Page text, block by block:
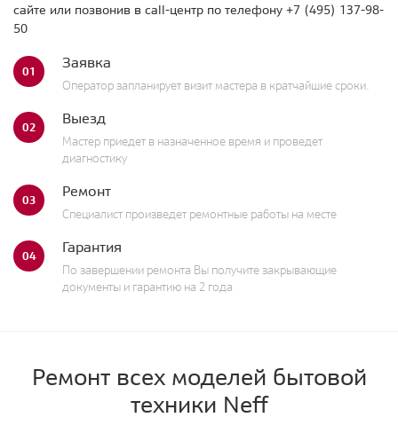
сайте или позвонив в call-центр по телефону +7 (495) 137-98-
50
01 Заявка
Оператор запланирует визит мастера в кратчайшие сроки.
02 Выезд
Мастер приедет в назначенное время и проведет
диагностику
03 Ремонт
Специалист произведет ремонтные работы на месте
04 Гарантия
По завершении ремонта Вы получите закрывающие
документы и гарантию на 2 года
Ремонт всех моделей бытовой
техники Neff